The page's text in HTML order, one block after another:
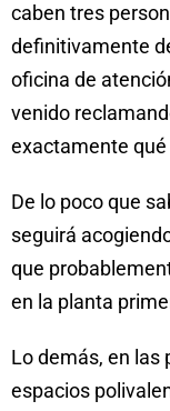
caben tres
definitivamente
oficina de
venido
exactamente qué
De lo poco que
seguirá
que
en la planta
Lo demás, en las
espacios